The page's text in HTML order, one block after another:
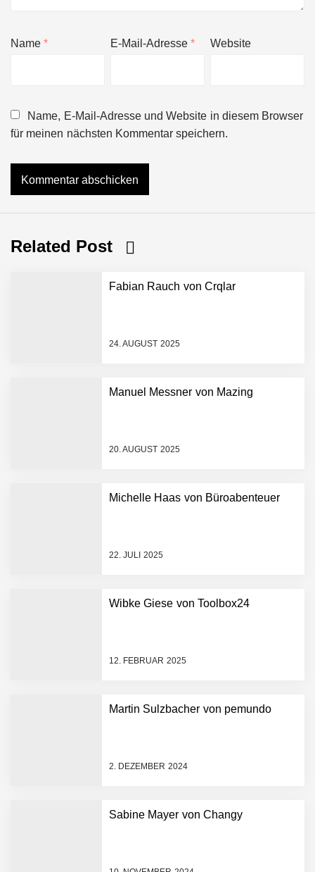
Name* E-Mail-Adresse* Website
Name, E-Mail-Adresse und Website in diesem Browser
für meinen nächsten Kommentar speichern.
Related Post
Fabian Rauch von Crqlar
24. AUGUST 2025
Manuel Messner von Mazing
20. AUGUST 2025
Michelle Haas von Büroabenteuer
22. JULI 2025
Wibke Giese von Toolbox24
12. FEBRUAR 2025
Martin Sulzbacher von pemundo
2. DEZEMBER 2024
Sabine Mayer von Changy
Portrait
Tabuthema Schwitzen?
Crqlar: Wie ein
Manuel Messner von